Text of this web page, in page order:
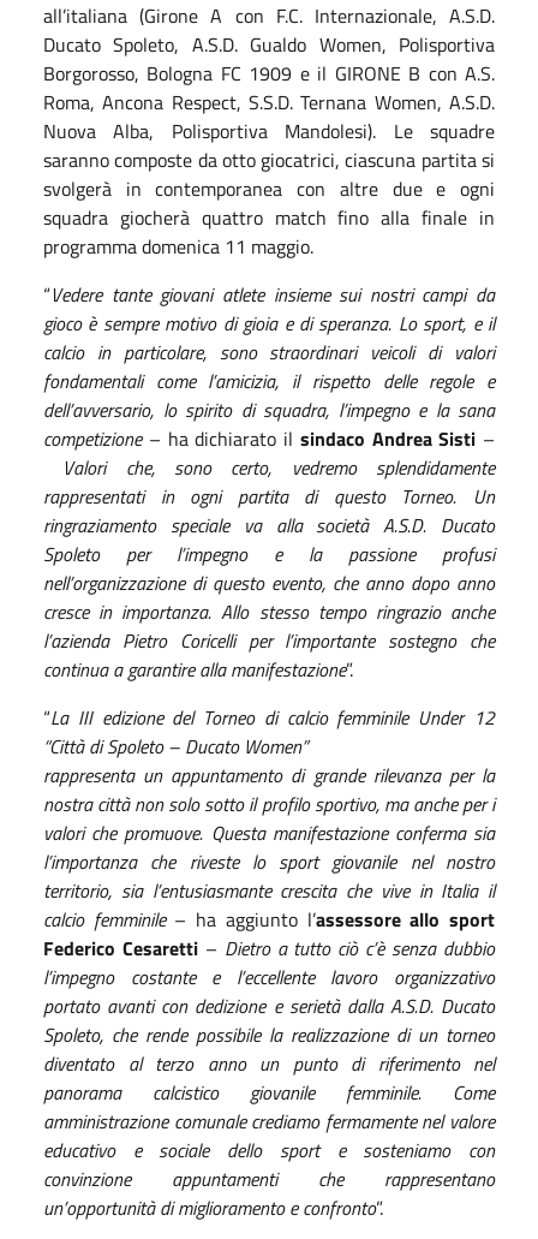
all’italiana (Girone A con F.C. Internazionale, A.S.D.
Ducato Spoleto, A.S.D. Gualdo Women, Polisportiva
Borgorosso, Bologna FC 1909 e il GIRONE B con A.S.
Roma, Ancona Respect, S.S.D. Ternana Women, A.S.D.
Nuova Alba, Polisportiva Mandolesi). Le squadre
saranno composte da otto giocatrici, ciascuna partita si
svolgerà in contemporanea con altre due e ogni
squadra giocherà quattro match fino alla finale in
programma domenica 11 maggio.
“Vedere tante giovani atlete insieme sui nostri campi da
gioco è sempre motivo di gioia e di speranza. Lo sport, e il
calcio in particolare, sono straordinari veicoli di valori
fondamentali come l’amicizia, il rispetto delle regole e
dell’avversario, lo spirito di squadra, l’impegno e la sana
competizione– ha dichiarato il sindaco Andrea Sisti –
Valori che, sono certo, vedremo splendidamente
rappresentati in ogni partita di questo Torneo. Un
ringraziamento speciale va alla società A.S.D. Ducato
Spoleto per l’impegno e la passione profusi
nell’organizzazione di questo evento, che anno dopo anno
cresce in importanza. Allo stesso tempo ringrazio anche
l’azienda Pietro Coricelli per l’importante sostegno che
continua a garantire alla manifestazione”.
“La III edizione del Torneo di calcio femminile Under 12
“Città di Spoleto – Ducato Women”
rappresenta un appuntamento di grande rilevanza per la
nostra città non solo sotto il profilo sportivo, ma anche per i
valori che promuove. Questa manifestazione conferma sia
l’importanza che riveste lo sport giovanile nel nostro
territorio, sia l’entusiasmante crescita che vive in Italia il
calcio femminile– ha aggiunto l’assessore allo sport
Federico Cesaretti– Dietro a tutto ciò c’è senza dubbio
l’impegno costante e l’eccellente lavoro organizzativo
portato avanti con dedizione e serietà dalla A.S.D. Ducato
Spoleto, che rende possibile la realizzazione di un torneo
diventato al terzo anno un punto di riferimento nel
panorama calcistico giovanile femminile. Come
amministrazione comunale crediamo fermamente nel valore
educativo e sociale dello sport e sosteniamo con
convinzione appuntamenti che rappresentano
un’opportunità di miglioramentoeconfronto”.